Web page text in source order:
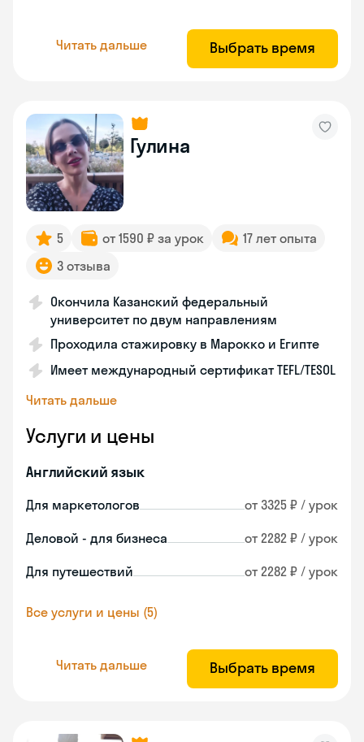
Читать дальше Выбрать время
Гулина
5 от 1590 ₽ за урок
17 лет опыта
3 отзыва
Окончила Казанский федеральный
университет по двум направлениям
Проходила стажировку в Марокко и Египте
Имеет международный сертификат TEFL/TESOL
Читать дальше
Услуги и цены
Английский язык
Для маркетологов от 3325 ₽ / урок
Деловой - для бизнеса от 2282 ₽ / урок
Для путешествий от 2282 ₽ / урок
Все услуги и цены (5)
Читать дальше Выбрать время